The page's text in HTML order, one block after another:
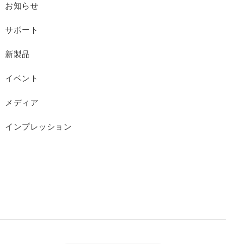
お知らせ
サポート
新製品
イベント
メディア
インプレッション